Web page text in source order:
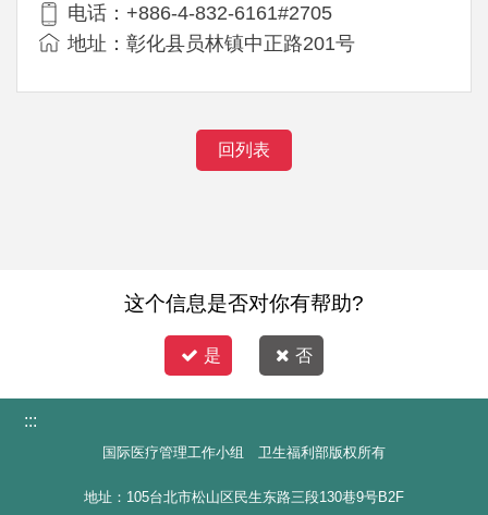
电话：+886-4-832-6161#2705
地址：彰化县员林镇中正路201号
回列表
这个信息是否对你有帮助?
是 否
:::
国际医疗管理工作小组 卫生福利部版权所有
地址：105台北市松山区民生东路三段130巷9号B2F